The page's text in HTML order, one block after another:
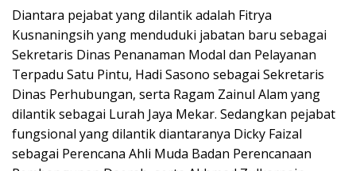
Diantara pejabat yang dilantik adalah Fitrya
Kusnaningsih yang menduduki jabatan baru sebagai
Sekretaris Dinas Penanaman Modal dan Pelayanan
Terpadu Satu Pintu, Hadi Sasono sebagai Sekretaris
Dinas Perhubungan, serta Ragam Zainul Alam yang
dilantik sebagai Lurah Jaya Mekar. Sedangkan pejabat
fungsional yang dilantik diantaranya Dicky Faizal
sebagai Perencana Ahli Muda Badan Perencanaan